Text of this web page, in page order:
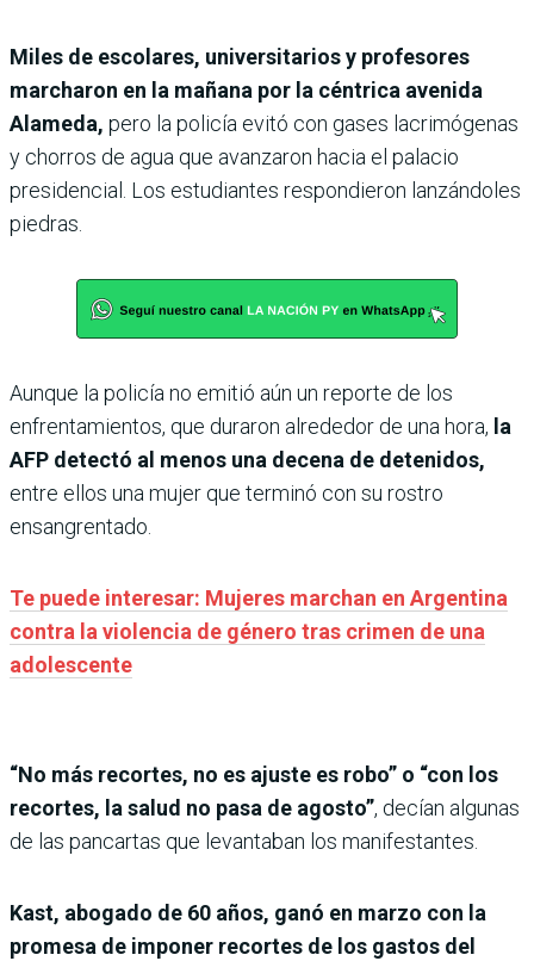
Miles de escolares, universitarios y profesores
marcharon en la mañana por la céntrica avenida
Alameda, pero la policía evitó con gases lacrimógenas
y chorros de agua que avanzaron hacia el palacio
presidencial. Los estudiantes respondieron lanzándoles
piedras.
Aunque la policía no emitió aún un reporte de los
enfrentamientos, que duraron alrededor de una hora, la
AFP detectó al menos una decena de detenidos,
entre ellos una mujer que terminó con su rostro
ensangrentado.
Te puede interesar: Mujeres marchan en Argentina
contra la violencia de género tras crimen de una
adolescente
“No más recortes, no es ajuste es robo” o “con los
recortes, la salud no pasa de agosto”, decían algunas
de las pancartas que levantaban los manifestantes.
Kast, abogado de 60 años, ganó en marzo con la
promesa de imponer recortes de los gastos del